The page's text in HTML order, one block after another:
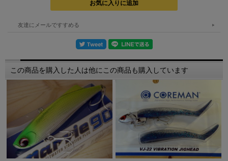
友達にメールですすめる
この商品を購入した人は他にこの商品も購入しています